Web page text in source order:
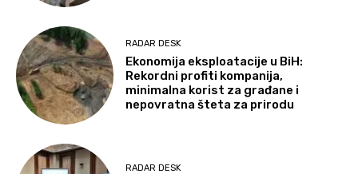
RADAR DESK
Ekonomija eksploatacije u BiH:
Rekordni profiti kompanija,
minimalna korist za građane i
nepovratna šteta za prirodu
RADAR DESK